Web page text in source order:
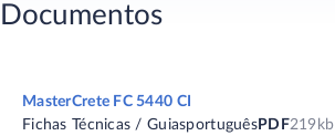
Documentos
MasterCrete FC 5440 CI
Fichas Técnicas / GuiasportuguêsPDF219kb